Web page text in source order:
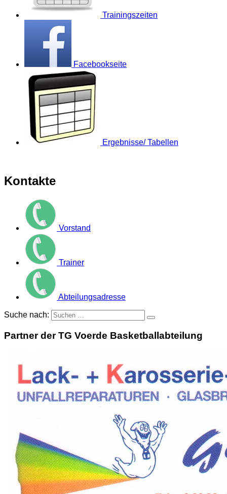
Trainingszeiten
Facebookseite
Ergebnisse/ Tabellen
Kontakte
Vorstand
Trainer
Abteilungsadresse
Suche nach:
Partner der TG Voerde Basketballabteilung